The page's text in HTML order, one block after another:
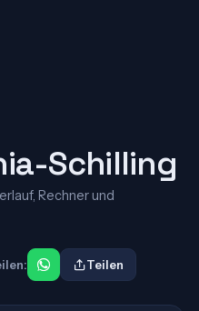
Schilling
Rechner und
Teilen